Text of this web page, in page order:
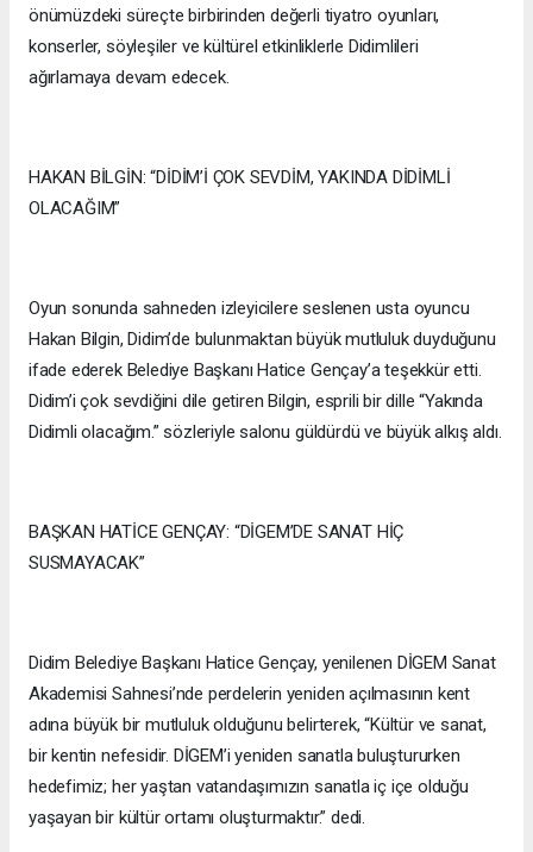
önümüzdeki süreçte birbirinden değerli tiyatro oyunları,
konserler, söyleşiler ve kültürel etkinliklerle Didimlileri
ağırlamaya devam edecek.
HAKAN BİLGİN: “DİDİM’İ ÇOK SEVDİM, YAKINDA DİDİMLİ
OLACAĞIM”
Oyun sonunda sahneden izleyicilere seslenen usta oyuncu
Hakan Bilgin, Didim’de bulunmaktan büyük mutluluk duyduğunu
ifade ederek Belediye Başkanı Hatice Gençay’a teşekkür etti.
Didim’i çok sevdiğini dile getiren Bilgin, esprili bir dille “Yakında
Didimli olacağım.” sözleriyle salonu güldürdü ve büyük alkış aldı.
BAŞKAN HATİCE GENÇAY: “DİGEM’DE SANAT HİÇ
SUSMAYACAK”
Didim Belediye Başkanı Hatice Gençay, yenilenen DİGEM Sanat
Akademisi Sahnesi’nde perdelerin yeniden açılmasının kent
adına büyük bir mutluluk olduğunu belirterek, “Kültür ve sanat,
bir kentin nefesidir. DİGEM’i yeniden sanatla buluştururken
hedefimiz; her yaştan vatandaşımızın sanatla iç içe olduğu
yaşayan bir kültür ortamı oluşturmaktır.” dedi.